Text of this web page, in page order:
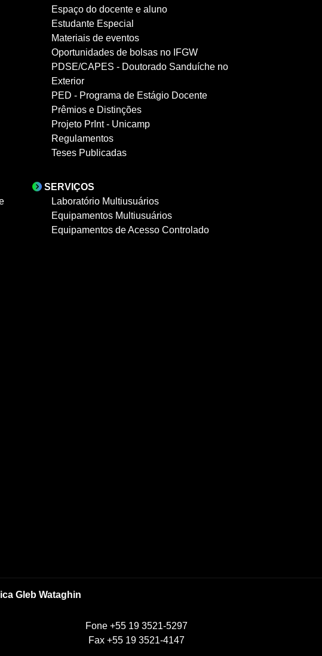
Espaço do docente e aluno
Estudante Especial
Materiais de eventos
Oportunidades de bolsas no IFGW
PDSE/CAPES - Doutorado Sanduíche no
Exterior
PED - Programa de Estágio Docente
Prêmios e Distinções
Projeto PrInt - Unicamp
Regulamentos
Teses Publicadas
SERVIÇOS
Laboratório Multiusuários
Equipamentos Multiusuários
Equipamentos de Acesso Controlado
Gleb Wataghin
Fone +55 19 3521-5297
Fax +55 19 3521-4147